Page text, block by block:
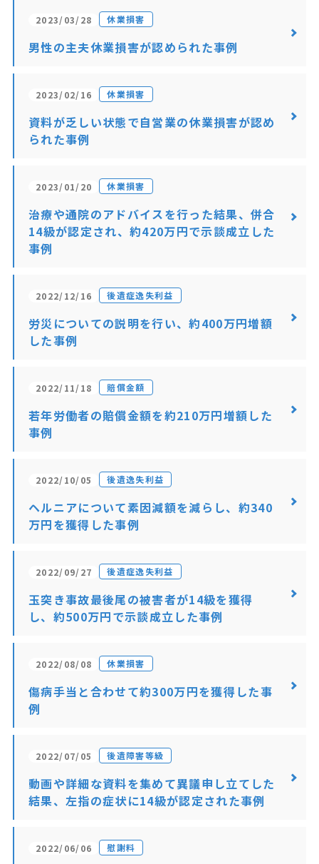
2023/03/28 休業損害
男性の主夫休業損害が認められた事例
2023/02/16 休業損害
資料が乏しい状態で自営業の休業損害が認め
られた事例
2023/01/20 休業損害
治療や通院のアドバイスを行った結果、併合
14級が認定され、約420万円で示談成立した
事例
2022/12/16 後遺症逸失利益
労災についての説明を行い、約400万円増額
した事例
2022/11/18 賠償金額
若年労働者の賠償金額を約210万円増額した
事例
2022/10/05 後遺逸失利益
ヘルニアについて素因減額を減らし、約340
万円を獲得した事例
2022/09/27 後遺症逸失利益
玉突き事故最後尾の被害者が14級を獲得
し、約500万円で示談成立した事例
2022/08/08 休業損害
傷病手当と合わせて約300万円を獲得した事
例
2022/07/05 後遺障害等級
動画や詳細な資料を集めて異議申し立てした
結果、左指の症状に14級が認定された事例
2022/06/06 慰謝料